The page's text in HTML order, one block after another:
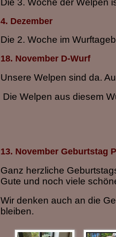
Die 3. Woche der Welpen
4. Dezember
Die 2. Woche im
18. November D-Wurf
Unsere Welpen sind da.
Die Welpen aus diesem
13. November Geburtstag
Ganz herzliche
Gute und noch viele
Wir denken auch an die
bleiben.